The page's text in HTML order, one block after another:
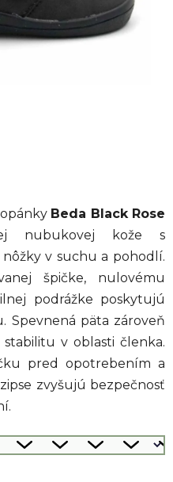
Beda Black Rose
nubukovej kože s
v suchu a pohodlí.
špičke, nulovému
podrážke poskytujú
Spevnená päta zároveň
v oblasti členka.
pred opotrebením a
zvyšujú bezpečnosť